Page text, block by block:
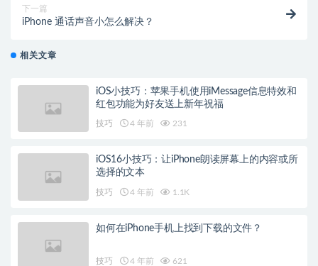
下一篇
iPhone 通话声音小怎么解决？
相关文章
iOS小技巧：苹果手机使用iMessage信息特效和
红包功能为好友送上新年祝福
技巧 4 年前 231
iOS16小技巧：让iPhone朗读屏幕上的内容或所
选择的文本
技巧 4 年前 1.1K
如何在iPhone手机上找到下载的文件？
技巧 4 年前 621